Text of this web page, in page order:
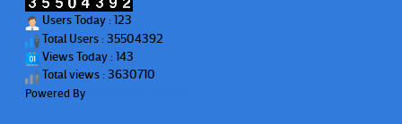
Users Today : 123
Total Users : 35504392
Views Today : 143
Total views : 3630710
Powered By